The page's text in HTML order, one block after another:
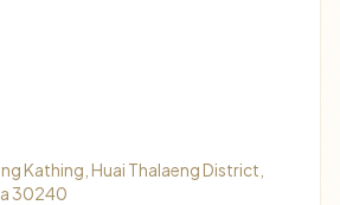
Kathing, Huai Thalaeng District,
30240